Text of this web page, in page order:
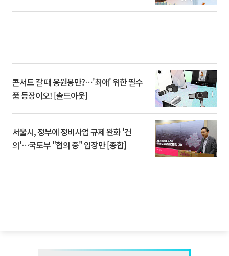
콘서트 갈 때 응원봉만?⋯'최애' 위한 필수
품 등장이오! [솔드아웃]
서울시, 정부에 정비사업 규제 완화 '건
의'⋯국토부 "협의 중" 입장만 [종합]